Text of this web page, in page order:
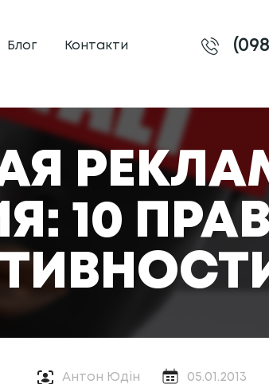
Блог Контакти
10
Антон Юдін 05.01.2013